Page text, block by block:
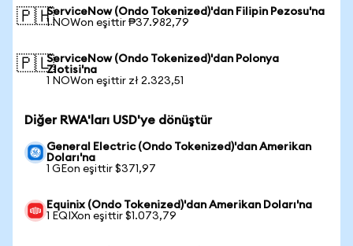
🇵🇭ServiceNow (Ondo Tokenized)'dan Filipin Pezosu'na
1 NOWon eşittir ₱37.982,79
🇵🇱ServiceNow (Ondo Tokenized)'dan Polonya
Zlotisi'na
1 NOWon eşittir zł 2.323,51
Diğer RWA'ları USD'ye dönüştür
General Electric (Ondo Tokenized)'dan Amerikan
Doları'na
1 GEon eşittir $371,97
Equinix (Ondo Tokenized)'dan Amerikan Doları'na
1 EQIXon eşittir $1.073,79